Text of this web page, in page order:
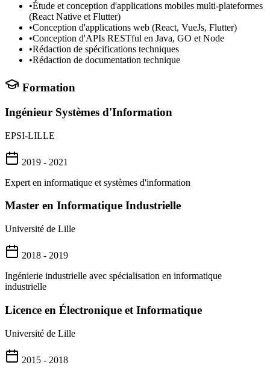
•Étude et conception d'applications mobiles multi-plateformes
(React Native et Flutter)
•Conception d'applications web (React, VueJs, Flutter)
•Conception d'APIs RESTful en Java, GO et Node
•Rédaction de spécifications techniques
•Rédaction de documentation technique
Formation
Ingénieur Systèmes d'Information
EPSI-LILLE
2019 - 2021
Expert en informatique et systèmes d'information
Master en Informatique Industrielle
Université de Lille
2018 - 2019
Ingénierie industrielle avec spécialisation en informatique
industrielle
Licence en Électronique et Informatique
Université de Lille
2015 - 2018